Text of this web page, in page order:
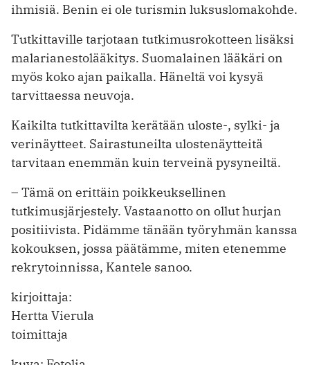
ihmisiä. Benin ei ole turismin luksuslomakohde.
Tutkittaville tarjotaan tutkimusrokotteen lisäksi
malarianestolääkitys. Suomalainen lääkäri on
myös koko ajan paikalla. Häneltä voi kysyä
tarvittaessa neuvoja.
Kaikilta tutkittavilta kerätään uloste-, sylki- ja
verinäytteet. Sairastuneilta ulostenäytteitä
tarvitaan enemmän kuin terveinä pysyneiltä.
– Tämä on erittäin poikkeuksellinen
tutkimusjärjestely. Vastaanotto on ollut hurjan
positiivista. Pidämme tänään työryhmän kanssa
kokouksen, jossa päätämme, miten etenemme
rekrytoinnissa, Kantele sanoo.
kirjoittaja:
Hertta Vierula
toimittaja